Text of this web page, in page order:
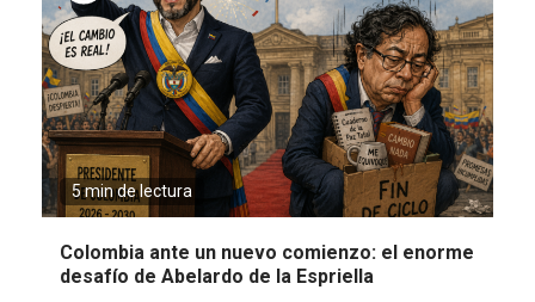
5 min de lectura
Colombia ante un nuevo comienzo: el enorme
desafío de Abelardo de la Espriella